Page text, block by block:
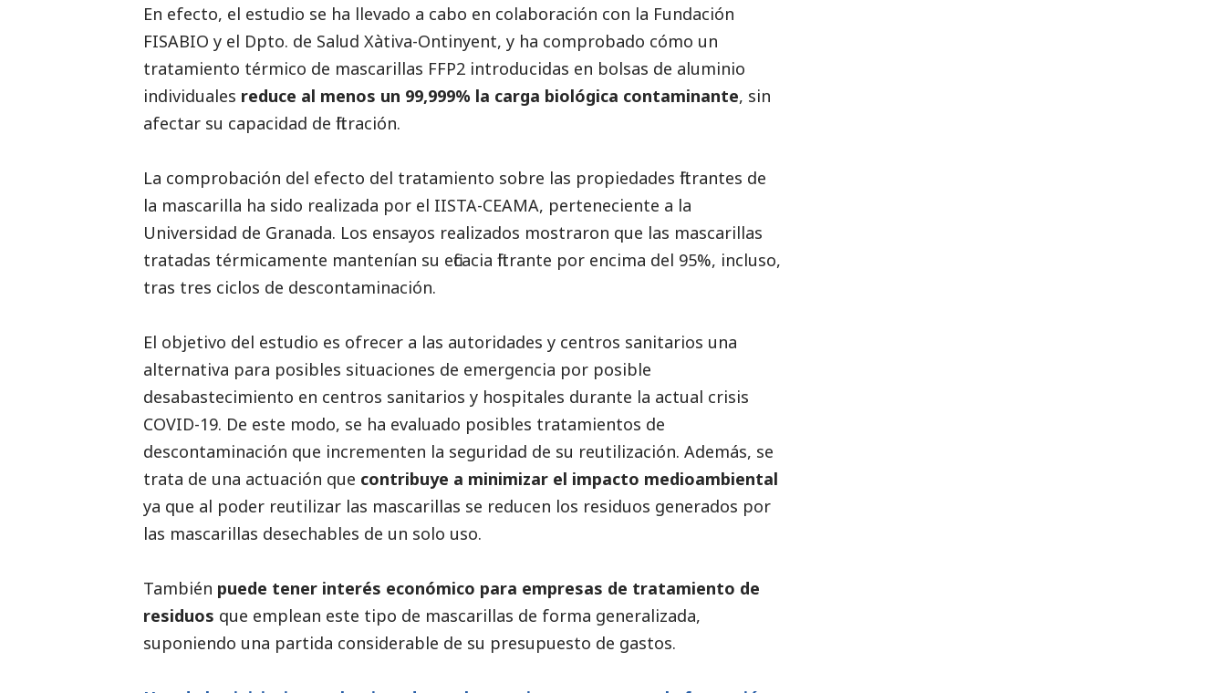
En efecto, el estudio se ha llevado a cabo en colaboración con la Fundación
FISABIO y el Dpto. de Salud Xàtiva-Ontinyent, y ha comprobado cómo un
tratamiento térmico de mascarillas FFP2 introducidas en bolsas de aluminio
individuales reduce al menos un 99,999% la carga biológica contaminante, sin
afectar su capacidad de filtración.
La comprobación del efecto del tratamiento sobre las propiedades filtrantes de
la mascarilla ha sido realizada por el IISTA-CEAMA, perteneciente a la
Universidad de Granada. Los ensayos realizados mostraron que las mascarillas
tratadas térmicamente mantenían su eficacia filtrante por encima del 95%, incluso,
tras tres ciclos de descontaminación.
El objetivo del estudio es ofrecer a las autoridades y centros sanitarios una
alternativa para posibles situaciones de emergencia por posible
desabastecimiento en centros sanitarios y hospitales durante la actual crisis
COVID-19. De este modo, se ha evaluado posibles tratamientos de
descontaminación que incrementen la seguridad de su reutilización. Además, se
trata de una actuación que contribuye a minimizar el impacto medioambiental
ya que al poder reutilizar las mascarillas se reducen los residuos generados por
las mascarillas desechables de un solo uso.
También puede tener interés económico para empresas de tratamiento de
residuos que emplean este tipo de mascarillas de forma generalizada,
suponiendo una partida considerable de su presupuesto de gastos.